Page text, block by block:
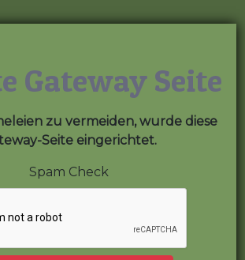
Gateway Seite
zu vermeiden, wurde diese
Seite eingerichtet.
Spam Check